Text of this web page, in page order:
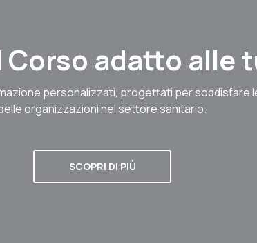
adatto alle
personalizzati, progettati per soddisfare
organizzazioni nel settore sanitario.
SCOPRI DI PIÙ